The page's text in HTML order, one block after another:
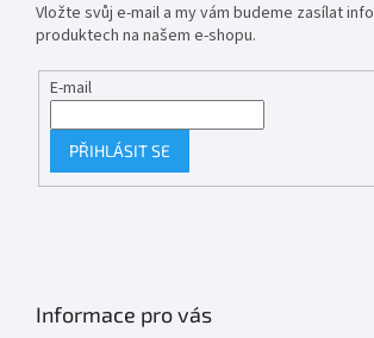
Vložte svůj e-mail a my vám budeme zasílat
produktech na našem e-shopu.
E-mail
PŘIHLÁSIT SE
Informace pro vás